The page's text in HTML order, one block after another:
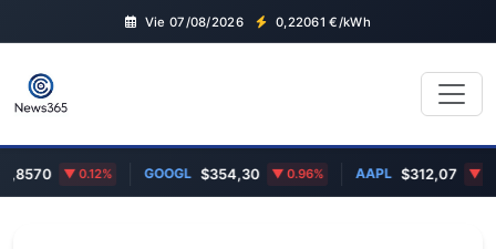
Vie 07/08/2026 0,22061 €/kWh
0.12% GOOGL $354,30 0.96% AAPL $312,07 0.11%